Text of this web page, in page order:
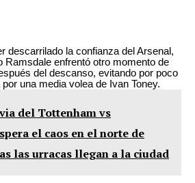
descarrilado la confianza del Arsenal,
Ramsdale enfrentó otro momento de
del descanso, evitando por poco
una media volea de Ivan Toney.
del Tottenham vs
el caos en el norte de
las urracas llegan a la ciudad